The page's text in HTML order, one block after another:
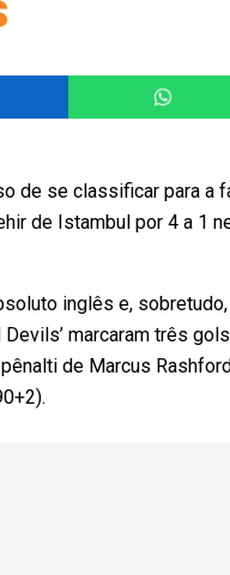
de se classificar para
de Istambul por 4 a 1
inglês e,
Devils’ marcaram três
de Marcus